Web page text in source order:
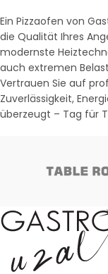
Ein Pizzaofen von
die Qualität Ihres
modernste
auch extremen
Vertrauen Sie auf
Zuverlässigkeit,
überzeugt – Tag für